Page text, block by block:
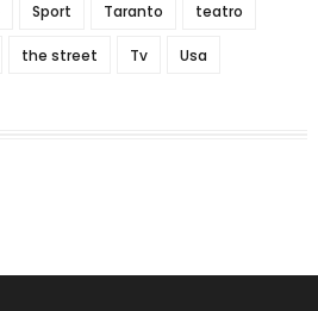
Sport Taranto teatro
the street Tv Usa